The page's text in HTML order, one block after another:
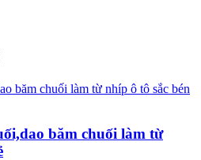
băm chuối làm từ